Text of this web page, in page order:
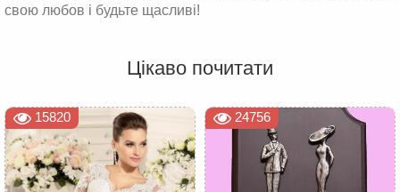
свою любов і будьте щасливі!
Цікаво почитати
15820 24756